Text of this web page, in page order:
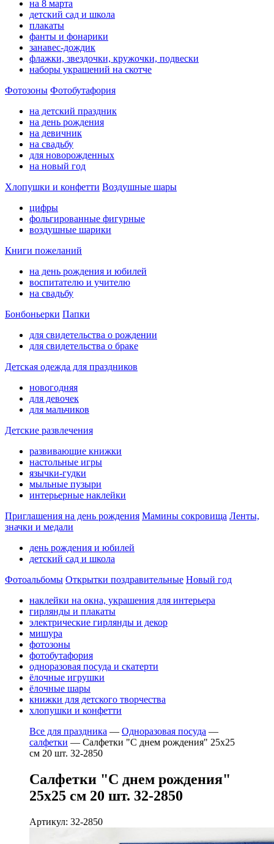
на 8 марта
детский сад и школа
плакаты
фанты и фонарики
занавес-дождик
флажки, звездочки, кружочки, подвески
наборы украшений на скотче
Фотозоны Фотобутафория
на детский праздник
на день рождения
на девичник
на свадьбу
для новорожденных
на новый год
Хлопушки и конфетти Воздушные шары
цифры
фольгированные фигурные
воздушные шарики
Книги пожеланий
на день рождения и юбилей
воспитателю и учителю
на свадьбу
Бонбоньерки Папки
для свидетельства о рождении
для свидетельства о браке
Детская одежда для праздников
новогодняя
для девочек
для мальчиков
Детские развлечения
развивающие книжки
настольные игры
язычки-гудки
мыльные пузыри
интерьерные наклейки
Приглашения на день рождения Мамины сокровища Ленты,
значки и медали
день рождения и юбилей
детский сад и школа
Фотоальбомы Открытки поздравительные Новый год
наклейки на окна, украшения для интерьера
гирлянды и плакаты
электрические гирлянды и декор
мишура
фотозоны
фотобутафория
одноразовая посуда и скатерти
ёлочные игрушки
ёлочные шары
книжки для детского творчества
хлопушки и конфетти
Все для праздника — Одноразовая посуда —
салфетки — Салфетки "С днем рождения" 25х25
см 20 шт. 32-2850
Салфетки "С днем рождения"
25х25 см 20 шт. 32-2850
Артикул: 32-2850